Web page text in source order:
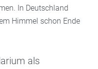
In Deutschland
Himmel schon Ende
als